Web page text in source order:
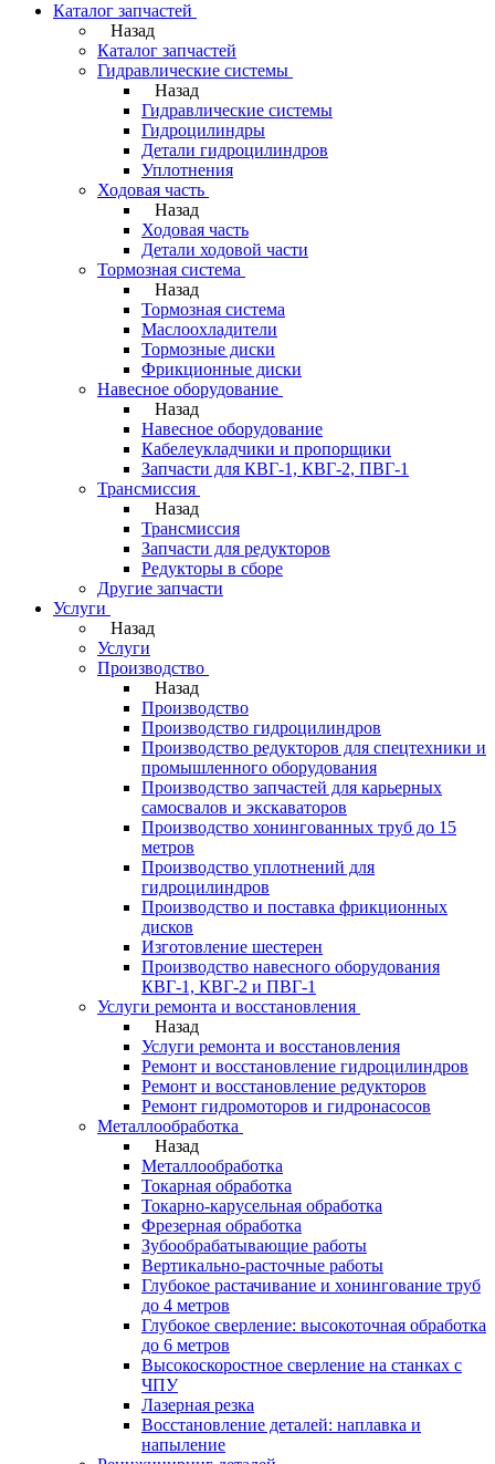
Каталог запчастей
Назад
Каталог запчастей
Гидравлические системы
Назад
Гидравлические системы
Гидроцилиндры
Детали гидроцилиндров
Уплотнения
Ходовая часть
Назад
Ходовая часть
Детали ходовой части
Тормозная система
Назад
Тормозная система
Маслоохладители
Тормозные диски
Фрикционные диски
Навесное оборудование
Назад
Навесное оборудование
Кабелеукладчики и пропорщики
Запчасти для КВГ-1, КВГ-2, ПВГ-1
Трансмиссия
Назад
Трансмиссия
Запчасти для редукторов
Редукторы в сборе
Другие запчасти
Услуги
Назад
Услуги
Производство
Назад
Производство
Производство гидроцилиндров
Производство редукторов для спецтехники и
промышленного оборудования
Производство запчастей для карьерных
самосвалов и экскаваторов
Производство хонингованных труб до 15
метров
Производство уплотнений для
гидроцилиндров
Производство и поставка фрикционных
дисков
Изготовление шестерен
Производство навесного оборудования
КВГ-1, КВГ-2 и ПВГ-1
Услуги ремонта и восстановления
Назад
Услуги ремонта и восстановления
Ремонт и восстановление гидроцилиндров
Ремонт и восстановление редукторов
Ремонт гидромоторов и гидронасосов
Металлообработка
Назад
Металлообработка
Токарная обработка
Токарно-карусельная обработка
Фрезерная обработка
Зубообрабатывающие работы
Вертикально-расточные работы
Глубокое растачивание и хонингование труб
до 4 метров
Глубокое сверление: высокоточная обработка
до 6 метров
Высокоскоростное сверление на станках с
ЧПУ
Лазерная резка
Восстановление деталей: наплавка и
напыление